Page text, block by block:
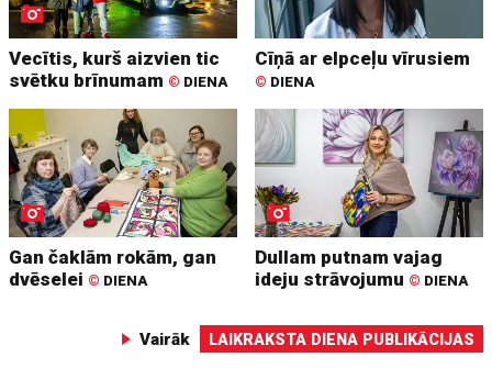
Vecītis, kurš aizvien tic
svētku brīnumam © DIENA
Cīņā ar elpceļu vīrusiem
© DIENA
Gan čaklām rokām, gan
dvēselei © DIENA
Dullam putnam vajag
ideju strāvojumu © DIENA
Vairāk LAIKRAKSTA DIENA PUBLIKĀCIJAS